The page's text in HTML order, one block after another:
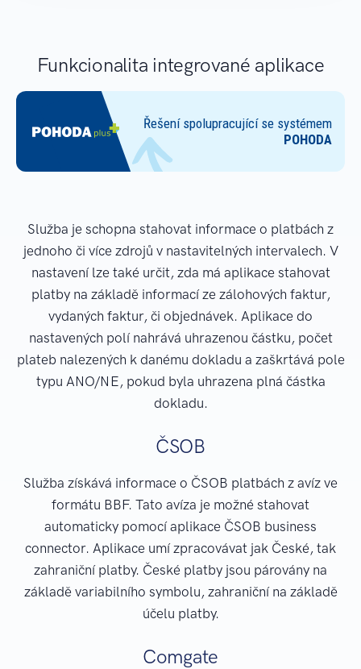
Funkcionalita integrované aplikace
Služba je schopna stahovat informace o platbách z
jednoho či více zdrojů v nastavitelných intervalech. V
nastavení lze také určit, zda má aplikace stahovat
platby na základě informací ze zálohových faktur,
vydaných faktur, či objednávek. Aplikace do
nastavených polí nahrává uhrazenou částku, počet
plateb nalezených k danému dokladu a zaškrtává pole
typu ANO/NE, pokud byla uhrazena plná částka
dokladu.
ČSOB
Služba získává informace o ČSOB platbách z avíz ve
formátu BBF. Tato avíza je možné stahovat
automaticky pomocí aplikace ČSOB business
connector. Aplikace umí zpracovávat jak České, tak
zahraniční platby. České platby jsou párovány na
základě variabilního symbolu, zahraniční na základě
účelu platby.
Comgate